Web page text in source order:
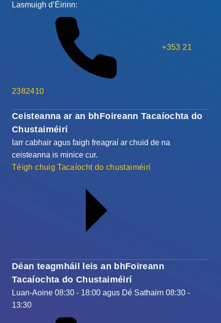
Ceisteanna ar an bhFoireann Tacaíochta do
Chustaiméirí
Iarr cabhair agus faigh freagraí ar chuid de na
ceisteanna is minice cur.
Téigh chuig Tacaíocht do chustaiméirí
Déan teagmháil leis an bhFoireann
Tacaíochta do Chustaiméirí
Luan-Aoine 08:30 - 18:00 agus Dé Sathairn 08:30 -
13:30
Lasmuigh d’Éirinn:
+353 21
2382410